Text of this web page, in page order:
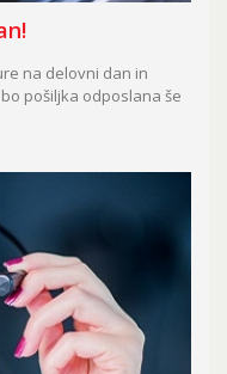
na delovni dan in
pošiljka odposlana še